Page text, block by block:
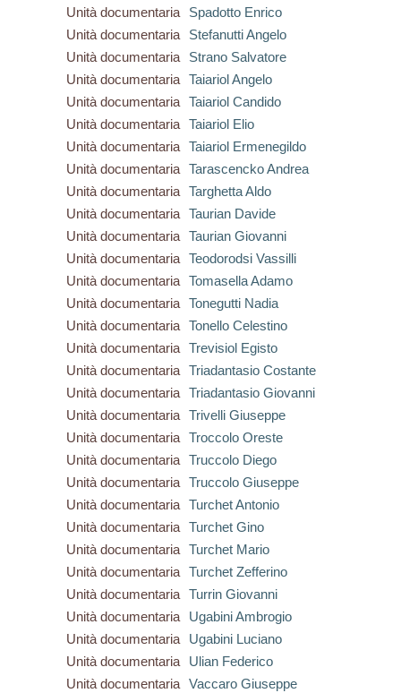
Unità documentaria
Spadotto Enrico
Unità documentaria
Stefanutti Angelo
Unità documentaria
Strano Salvatore
Unità documentaria
Taiariol Angelo
Unità documentaria
Taiariol Candido
Unità documentaria
Taiariol Elio
Unità documentaria
Taiariol Ermenegildo
Unità documentaria
Tarascencko Andrea
Unità documentaria
Targhetta Aldo
Unità documentaria
Taurian Davide
Unità documentaria
Taurian Giovanni
Unità documentaria
Teodorodsi Vassilli
Unità documentaria
Tomasella Adamo
Unità documentaria
Tonegutti Nadia
Unità documentaria
Tonello Celestino
Unità documentaria
Trevisiol Egisto
Unità documentaria
Triadantasio Costante
Unità documentaria
Triadantasio Giovanni
Unità documentaria
Trivelli Giuseppe
Unità documentaria
Troccolo Oreste
Unità documentaria
Truccolo Diego
Unità documentaria
Truccolo Giuseppe
Unità documentaria
Turchet Antonio
Unità documentaria
Turchet Gino
Unità documentaria
Turchet Mario
Unità documentaria
Turchet Zefferino
Unità documentaria
Turrin Giovanni
Unità documentaria
Ugabini Ambrogio
Unità documentaria
Ugabini Luciano
Unità documentaria
Ulian Federico
Unità documentaria
Vaccaro Giuseppe